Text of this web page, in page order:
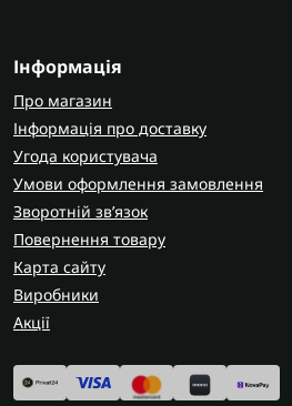
Інформація
Про магазин
Інформація про доставку
Угода користувача
Умови оформлення замовлення
Зворотній зв’язок
Повернення товару
Карта сайту
Виробники
Акції